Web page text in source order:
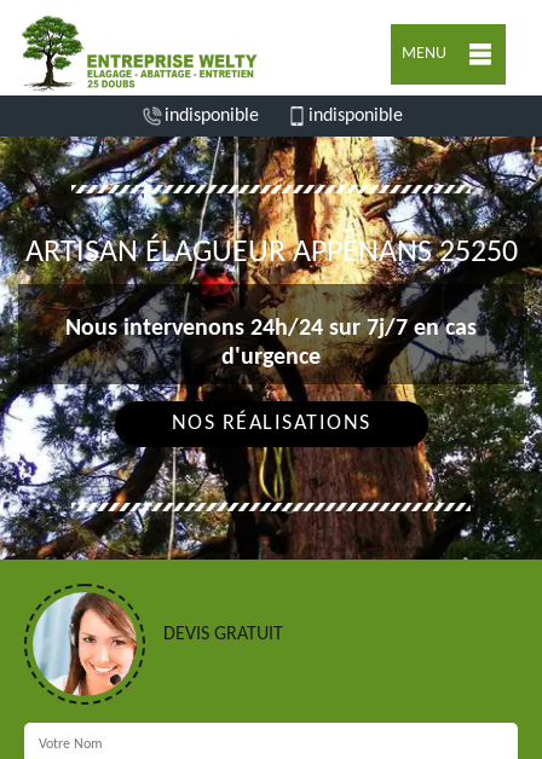
MENU
indisponible indisponible
ARTISAN ÉLAGUEUR APPENANS 25250
Nous intervenons 24h/24 sur 7j/7 en cas
d'urgence
NOS RÉALISATIONS
DEVIS GRATUIT